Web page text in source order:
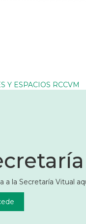
Y ESPACIOS RCCVM
a la Secretaría Vitual